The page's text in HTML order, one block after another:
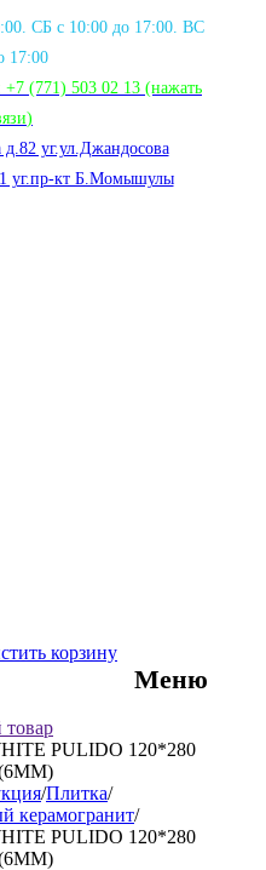
СБ с 10:00 до 17:00. ВС
17:00
+7 (771) 503 02 13 (нажать
)
уг.ул.Джандосова
уг.пр-кт Б.Момышулы
корзину
Меню
PULIDO 120*280
/Плитка/
керамогранит/
PULIDO 120*280